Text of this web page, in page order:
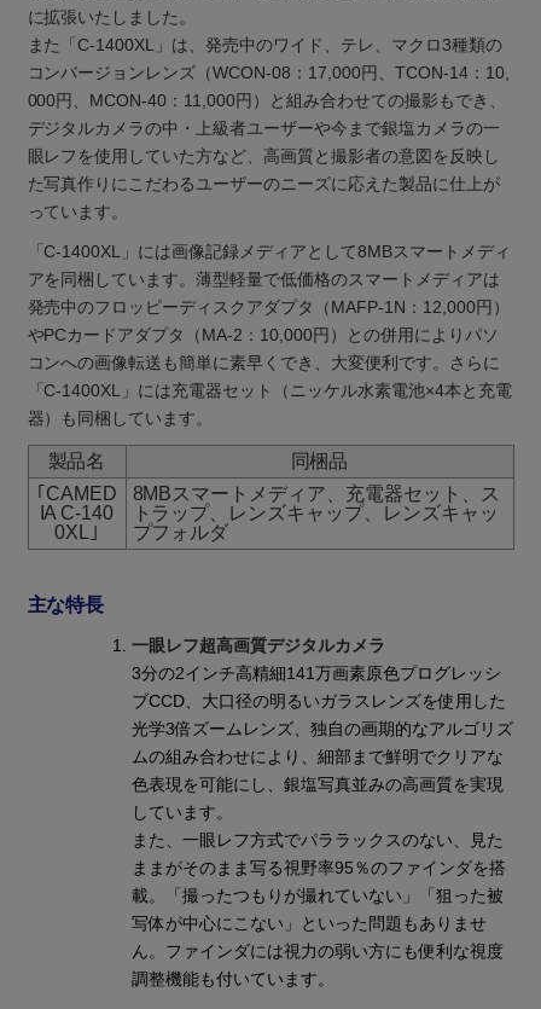
に拡張いたしました。
また「C-1400XL」は、発売中のワイド、テレ、マクロ3種類の
コンバージョンレンズ（WCON-08：17,000円、TCON-14：10,
000円、MCON-40：11,000円）と組み合わせての撮影もでき、
デジタルカメラの中・上級者ユーザーや今まで銀塩カメラの一
眼レフを使用していた方など、高画質と撮影者の意図を反映し
た写真作りにこだわるユーザーのニーズに応えた製品に仕上が
っています。
「C-1400XL」には画像記録メディアとして8MBスマートメディ
アを同梱しています。薄型軽量で低価格のスマートメディアは
発売中のフロッピーディスクアダプタ（MAFP-1N：12,000円）
やPCカードアダプタ（MA-2：10,000円）との併用によりパソ
コンへの画像転送も簡単に素早くでき、大変便利です。さらに
「C-1400XL」には充電器セット（ニッケル水素電池×4本と充電
器）も同梱しています。
製品名
同梱品
｢CAMED
IA C-140
0XL｣
8MBスマートメディア、充電器セット、ス
トラップ、レンズキャップ、レンズキャッ
プフォルダ
主な特長
一眼レフ超高画質デジタルカメラ
3分の2インチ高精細141万画素原色プログレッシ
ブCCD、大口径の明るいガラスレンズを使用した
光学3倍ズームレンズ、独自の画期的なアルゴリズ
ムの組み合わせにより、細部まで鮮明でクリアな
色表現を可能にし、銀塩写真並みの高画質を実現
しています。
また、一眼レフ方式でパララックスのない、見た
ままがそのまま写る視野率95％のファインダを搭
載。「撮ったつもりが撮れていない」「狙った被
写体が中心にこない」といった問題もありませ
ん。ファインダには視力の弱い方にも便利な視度
調整機能も付いています。